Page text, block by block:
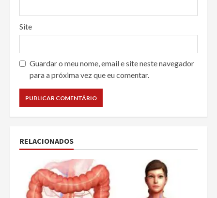
Site
Guardar o meu nome, email e site neste navegador
para a próxima vez que eu comentar.
RELACIONADOS